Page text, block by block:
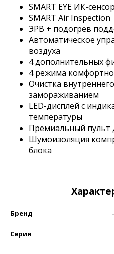
SMART EYE ИК-сенсор
SMART Air Inspection
ЭРВ + подогрев
Автоматическое
воздуха
4 дополнительных
4 режима
Очистка
замораживанием
LED-дисплей с
температуры
Премиальный пульт
Шумоизоляция
блока
Бренд
Серия